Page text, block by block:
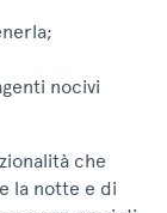
nocivi
che
la notte e di